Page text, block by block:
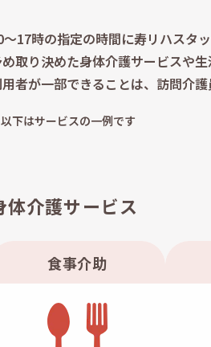
～17時の指定の時間に寿リハスタ
取り決めた身体介護サービスや生
者が一部できることは、訪問介護
下はサービスの一例です
体介護サービス
食事介助